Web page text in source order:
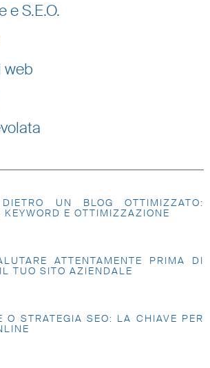
e S.E.O.
web
UN BLOG OTTIMIZZATO:
E OTTIMIZZAZIONE
ATTENTAMENTE PRIMA DI
TUO SITO AZIENDALE
O STRATEGIA SEO: LA CHIAVE PER